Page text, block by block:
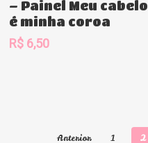
– Painel Meu cabelo
é minha coroa
R$ 6,50
Anterior 1 2